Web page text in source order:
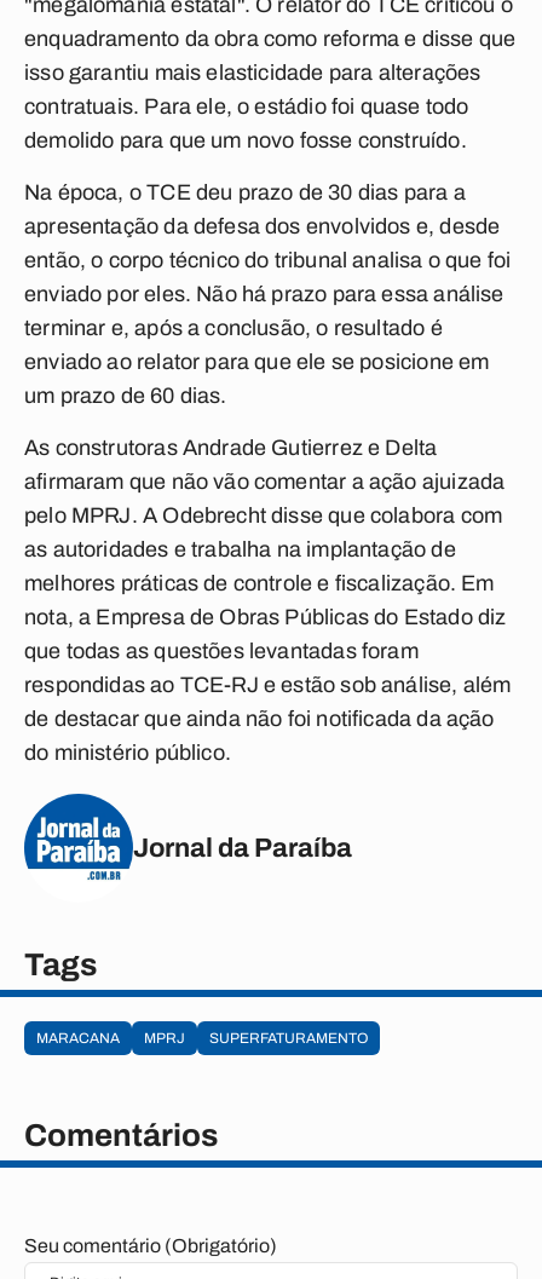
"megalomania estatal". O relator do TCE criticou o
enquadramento da obra como reforma e disse que
isso garantiu mais elasticidade para alterações
contratuais. Para ele, o estádio foi quase todo
demolido para que um novo fosse construído.
Na época, o TCE deu prazo de 30 dias para a
apresentação da defesa dos envolvidos e, desde
então, o corpo técnico do tribunal analisa o que foi
enviado por eles. Não há prazo para essa análise
terminar e, após a conclusão, o resultado é
enviado ao relator para que ele se posicione em
um prazo de 60 dias.
As construtoras Andrade Gutierrez e Delta
afirmaram que não vão comentar a ação ajuizada
pelo MPRJ. A Odebrecht disse que colabora com
as autoridades e trabalha na implantação de
melhores práticas de controle e fiscalização. Em
nota, a Empresa de Obras Públicas do Estado diz
que todas as questões levantadas foram
respondidas ao TCE-RJ e estão sob análise, além
de destacar que ainda não foi notificada da ação
do ministério público.
Jornal da Paraíba
Tags
MARACANA MPRJ SUPERFATURAMENTO
Comentários
Seu comentário (Obrigatório)